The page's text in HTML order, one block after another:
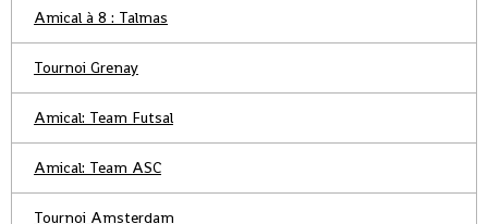
Amical à 8 : Talmas
Tournoi Grenay
Amical: Team Futsal
Amical: Team ASC
Tournoi Amsterdam